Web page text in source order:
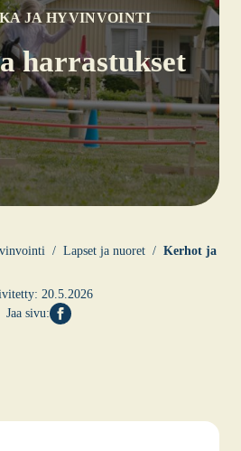
JA HYVINVOINTI
har­ras­tuk­set
Lap­set ja nuo­ret
Ker­hot ja
20.5.2026
Jaa sivu: